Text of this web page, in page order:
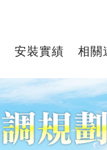
安裝實績 相關